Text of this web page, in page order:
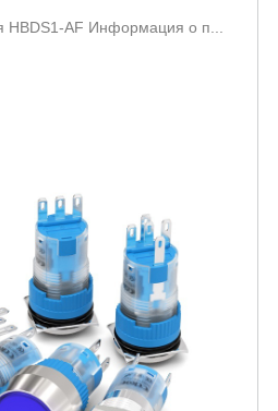
HBDS1-AF Информация о п...